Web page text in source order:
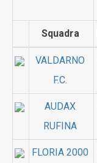
Squadra
VALDARNO
F.C.
AUDAX
RUFINA
FLORIA 2000